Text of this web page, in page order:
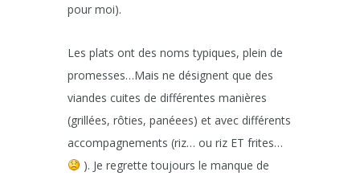
pour moi).
Les plats ont des noms typiques, plein de
promesses…Mais ne désignent que des
viandes cuites de différentes manières
(grillées, rôties, panéees) et avec différents
accompagnements (riz… ou riz ET frites…
). Je regrette toujours le manque de